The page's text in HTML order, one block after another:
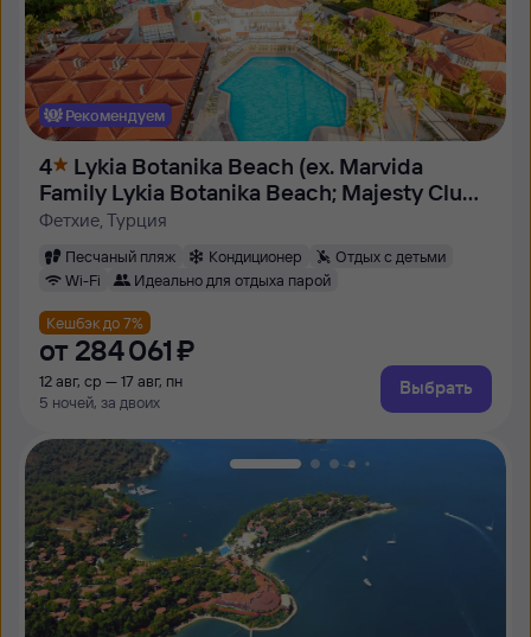
Рекомендуем
4
Lykia Botanika Beach (ex. Marvida
Family Lykia Botanika Beach; Majesty Club
Lykia Botanika)
Фетхие, Турция
Песчаный пляж Кондиционер
Отдых с детьми
Wi-Fi
Идеально для отдыха парой
Кешбэк до 7%
от 284 ⁠061 ⁠₽
12 авг, ср — 17 авг, пн
5 ночей, за двоих
Выбрать